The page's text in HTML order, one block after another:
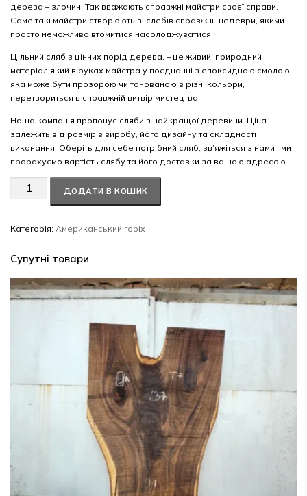
дерева – злочин. Так вважають справжні майстри своєї справи.
Саме такі майстри створюють зі слебів справжні шедеври, якими
просто неможливо втомитися насолоджуватися.
Цільний сляб з цінних порід дерева, – це живий, природний
матеріал який в руках майстра у поєднанні з епоксидною смолою,
яка може бути прозорою чи тонованою в різні кольори,
перетвориться в справжній витвір мистецтва!
Наша компанія пропонує сляби з найкращої деревини. Ціна
залежить від розмірів виробу, його дизайну та складності
виконання. Оберіть для себе потрібний сляб, зв’яжіться з нами і ми
прорахуємо вартість слябу та його доставки за вашою адресою.
Американський
кількість
ДОДАТИ В КОШИК
Категорія: Американський горіх
Супутні товари